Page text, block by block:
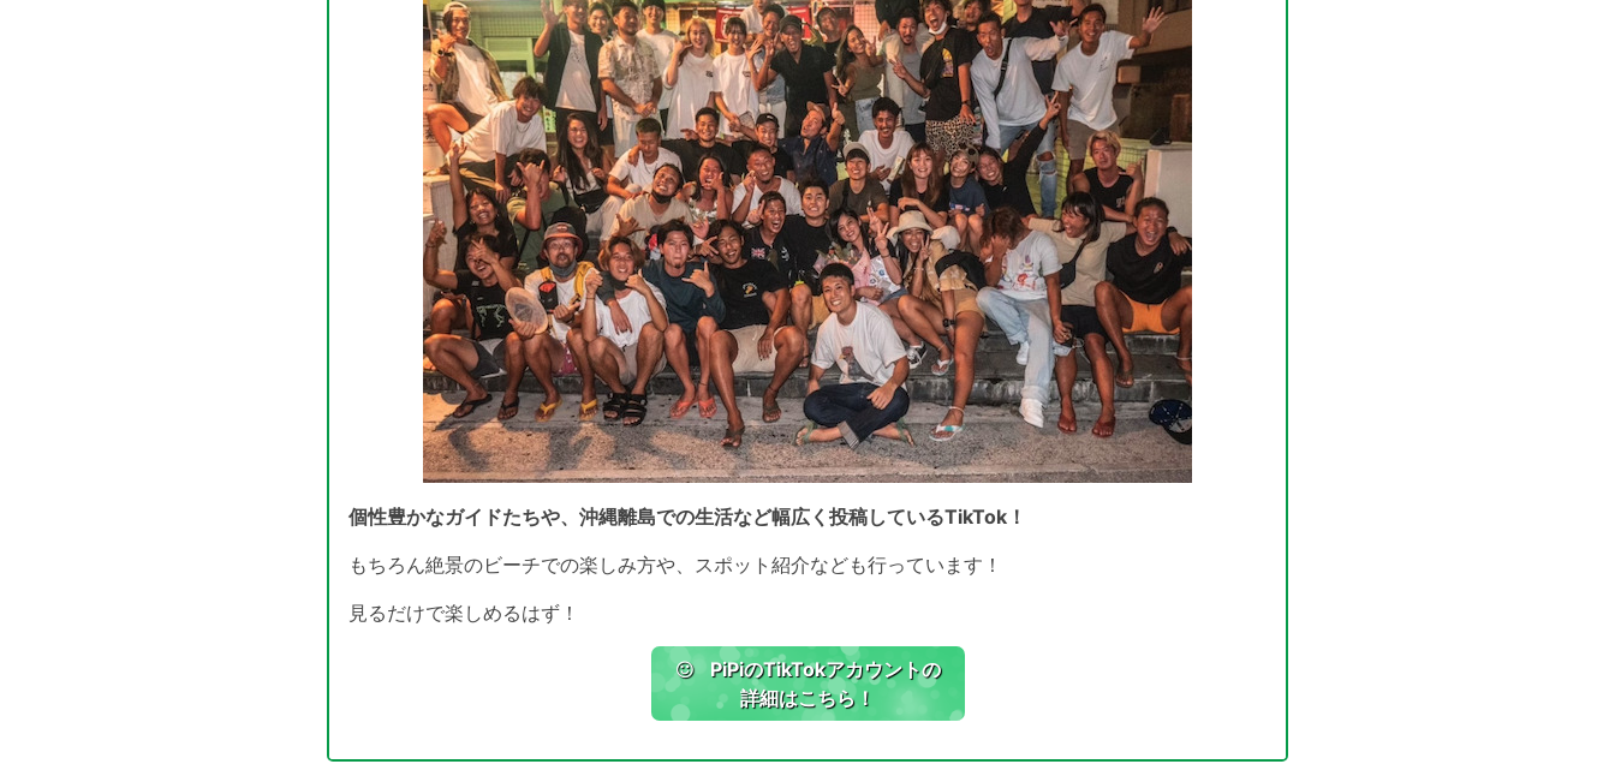
個性豊かなガイドたちや、沖縄離島での生活など幅広く投稿しているTikTok！
もちろん絶景のビーチでの楽しみ方や、スポット紹介なども行っています！
見るだけで楽しめるはず！
PiPiのTikTokアカウントの
詳細はこちら！